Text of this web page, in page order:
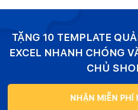
TẶNG 10 TEMPLATE
EXCEL NHANH CHÓNG
CHỦ
NHẬN MIỄN PHÍ